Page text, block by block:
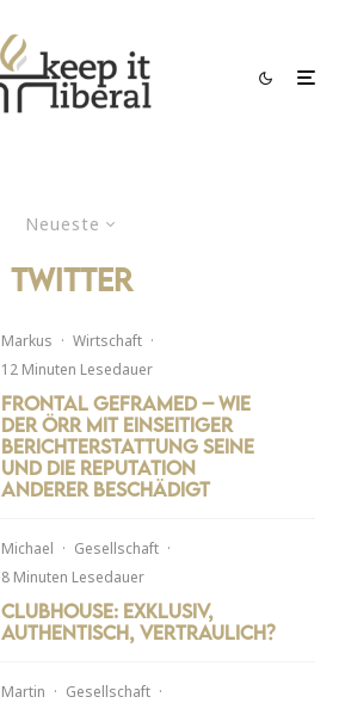
Neueste
Twitter
Markus · Wirtschaft ·
12 Minuten Lesedauer
Frontal geframed – Wie
der ÖRR mit einseitiger
Berichterstattung seine
und die Reputation
anderer beschädigt
Michael · Gesellschaft ·
8 Minuten Lesedauer
Clubhouse: Exklusiv,
authentisch, vertraulich?
Martin · Gesellschaft ·